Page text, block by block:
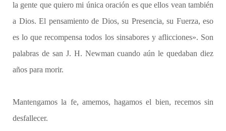
la gente que quiero mi única oración es que ellos vean también
a Dios. El pensamiento de Dios, su Presencia, su Fuerza, eso
es lo que recompensa todos los sinsabores y aflicciones». Son
palabras de san J. H. Newman cuando aún le quedaban diez
años para morir.
Mantengamos la fe, amemos, hagamos el bien, recemos sin
desfallecer.